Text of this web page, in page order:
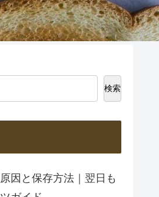
検索
因と保存方法｜翌日も